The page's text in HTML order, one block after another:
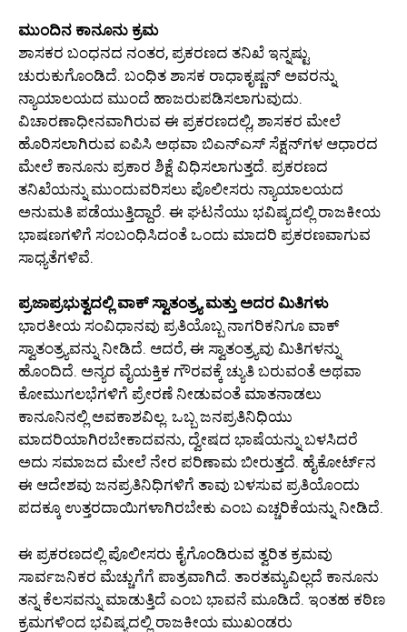
ಮುಂದಿನ ಕಾನೂನು ಕ್ರಮ
ಶಾಸಕರ ಬಂಧನದ ನಂತರ, ಪ್ರಕರಣದ ತನಿಖೆ ಇನ್ನಷ್ಟು
ಚುರುಕುಗೊಂಡಿದೆ. ಬಂಧಿತ ಶಾಸಕ ರಾಧಾಕೃಷ್ಣನ್ ಅವರನ್ನು
ನ್ಯಾಯಾಲಯದ ಮುಂದೆ ಹಾಜರುಪಡಿಸಲಾಗುವುದು.
ವಿಚಾರಣಾಧೀನವಾಗಿರುವ ಈ ಪ್ರಕರಣದಲ್ಲಿ, ಶಾಸಕರ ಮೇಲೆ
ಹೊರಿಸಲಾಗಿರುವ ಐಪಿಸಿ ಅಥವಾ ಬಿಎನ್ಎಸ್ ಸೆಕ್ಷನ್‌ಗಳ ಆಧಾರದ
ಮೇಲೆ ಕಾನೂನು ಪ್ರಕಾರ ಶಿಕ್ಷೆ ವಿಧಿಸಲಾಗುತ್ತದೆ. ಪ್ರಕರಣದ
ತನಿಖೆಯನ್ನು ಮುಂದುವರಿಸಲು ಪೊಲೀಸರು ನ್ಯಾಯಾಲಯದ
ಅನುಮತಿ ಪಡೆಯುತ್ತಿದ್ದಾರೆ. ಈ ಘಟನೆಯು ಭವಿಷ್ಯದಲ್ಲಿ ರಾಜಕೀಯ
ಭಾಷಣಗಳಿಗೆ ಸಂಬಂಧಿಸಿದಂತೆ ಒಂದು ಮಾದರಿ ಪ್ರಕರಣವಾಗುವ
ಸಾಧ್ಯತೆಗಳಿವೆ.
ಪ್ರಜಾಪ್ರಭುತ್ವದಲ್ಲಿ ವಾಕ್ ಸ್ವಾತಂತ್ರ್ಯ ಮತ್ತು ಅದರ ಮಿತಿಗಳು
ಭಾರತೀಯ ಸಂವಿಧಾನವು ಪ್ರತಿಯೊಬ್ಬ ನಾಗರಿಕನಿಗೂ ವಾಕ್
ಸ್ವಾತಂತ್ರ್ಯವನ್ನು ನೀಡಿದೆ. ಆದರೆ, ಈ ಸ್ವಾತಂತ್ರ್ಯವು ಮಿತಿಗಳನ್ನು
ಹೊಂದಿದೆ. ಅನ್ಯರ ವೈಯಕ್ತಿಕ ಗೌರವಕ್ಕೆ ಚ್ಯುತಿ ಬರುವಂತೆ ಅಥವಾ
ಕೋಮುಗಲಭೆಗಳಿಗೆ ಪ್ರೇರಣೆ ನೀಡುವಂತೆ ಮಾತನಾಡಲು
ಕಾನೂನಿನಲ್ಲಿ ಅವಕಾಶವಿಲ್ಲ. ಒಬ್ಬ ಜನಪ್ರತಿನಿಧಿಯು
ಮಾದರಿಯಾಗಿರಬೇಕಾದವನು, ದ್ವೇಷದ ಭಾಷೆಯನ್ನು ಬಳಸಿದರೆ
ಅದು ಸಮಾಜದ ಮೇಲೆ ನೇರ ಪರಿಣಾಮ ಬೀರುತ್ತದೆ. ಹೈಕೋರ್ಟ್‌ನ
ಈ ಆದೇಶವು ಜನಪ್ರತಿನಿಧಿಗಳಿಗೆ ತಾವು ಬಳಸುವ ಪ್ರತಿಯೊಂದು
ಪದಕ್ಕೂ ಉತ್ತರದಾಯಿಗಳಾಗಿರಬೇಕು ಎಂಬ ಎಚ್ಚರಿಕೆಯನ್ನು ನೀಡಿದೆ.
ಈ ಪ್ರಕರಣದಲ್ಲಿ ಪೊಲೀಸರು ಕೈಗೊಂಡಿರುವ ತ್ವರಿತ ಕ್ರಮವು
ಸಾರ್ವಜನಿಕರ ಮೆಚ್ಚುಗೆಗೆ ಪಾತ್ರವಾಗಿದೆ. ತಾರತಮ್ಯವಿಲ್ಲದೆ ಕಾನೂನು
ತನ್ನ ಕೆಲಸವನ್ನು ಮಾಡುತ್ತಿದೆ ಎಂಬ ಭಾವನೆ ಮೂಡಿದೆ. ಇಂತಹ ಕಠಿಣ
ಕ್ರಮಗಳಿಂದ ಭವಿಷ್ಯದಲ್ಲಿ ರಾಜಕೀಯ ಮುಖಂಡರು